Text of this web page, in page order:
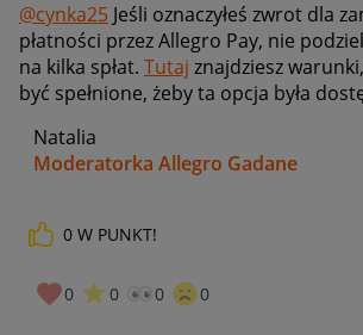
@cynka25 Jeśli oznaczyłeś zwrot dla
płatności przez Allegro Pay, nie
na kilka spłat. Tutaj znajdziesz
być spełnione, żeby ta opcja była
Natalia
Moderatorka Allegro Gadane
0 W PUNKT!
0 0 0 0